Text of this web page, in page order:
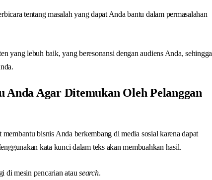
tentang masalah yang dapat Anda bantu dalam permasalahan
yang lebuh baik, yang beresonansi dengan audiens Anda, sehingga
Anda Agar Ditemukan Oleh Pelanggan
membantu bisnis Anda berkembang di media sosial karena dapat
kata kunci dalam teks akan membuahkan hasil.
di mesin pencarian atausearch.